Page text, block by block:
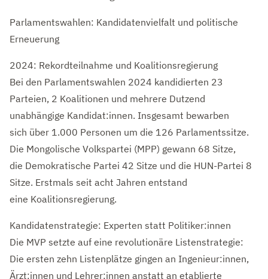
Parlamentswahlen: Kandidatenvielfalt und politische
Erneuerung
2024: Rekordteilnahme und Koalitionsregierung
Bei den Parlamentswahlen 2024 kandidierten 23
Parteien, 2 Koalitionen und mehrere Dutzend
unabhängige Kandidat:innen. Insgesamt bewarben
sich über 1.000 Personen um die 126 Parlamentssitze.
Die Mongolische Volkspartei (MPP) gewann 68 Sitze,
die Demokratische Partei 42 Sitze und die HUN-Partei 8
Sitze. Erstmals seit acht Jahren entstand
eine Koalitionsregierung.
Kandidatenstrategie: Experten statt Politiker:innen
Die MVP setzte auf eine revolutionäre Listenstrategie:
Die ersten zehn Listenplätze gingen an Ingenieur:innen,
Ärzt:innen und Lehrer:innen anstatt an etablierte